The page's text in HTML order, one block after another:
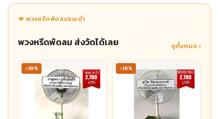
🪭 พวงหรีดพัดลมแนะนำ
พวงหรีดพัดลม ส่งวัดได้เลย ดูทั้งหมด ›
-10% -10%